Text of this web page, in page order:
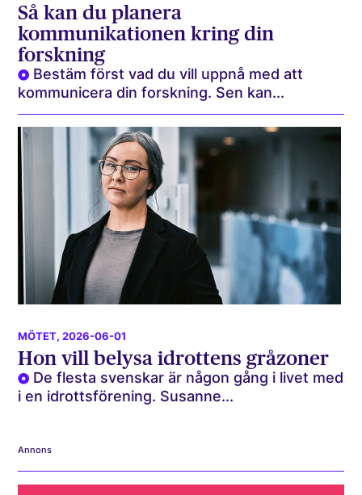
Så kan du planera
kommunikationen kring din
forskning
Bestäm först vad du vill uppnå med att
kommunicera din forskning. Sen kan...
MÖTET, 2026-06-01
Hon vill belysa idrottens gråzoner
De flesta svenskar är någon gång i livet med
i en idrottsförening. Susanne...
Annons